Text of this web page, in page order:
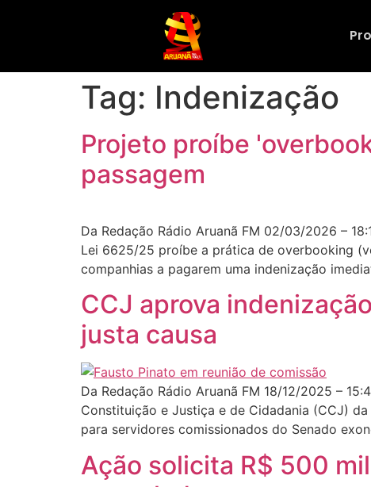
Tag: Indenização
Projeto proíbe
passagem
Da Redação Rádio Aruanã FM 02/03/2026 –
Lei 6625/25 proíbe a prática de overbooking
companhias a pagarem uma indenização
CCJ aprova
justa causa
Da Redação Rádio Aruanã FM 18/12/2025 –
Constituição e Justiça e de Cidadania (CCJ)
para servidores comissionados do Senado
Ação solicita R$ 500